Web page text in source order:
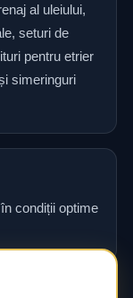
al uleiului,
seturi de
pentru etrier
simeringuri
condiții optime